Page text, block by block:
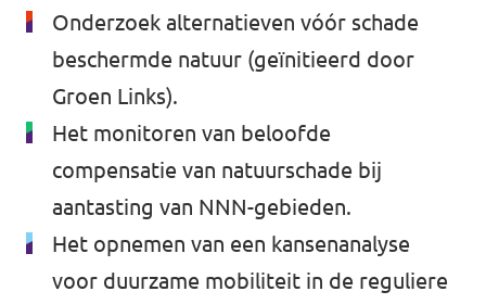
Onderzoek alternatieven vóór schade
beschermde natuur (geïnitieerd door
Groen Links).
Het monitoren van beloofde
compensatie van natuurschade bij
aantasting van NNN-gebieden.
Het opnemen van een kansenanalyse
voor duurzame mobiliteit in de reguliere